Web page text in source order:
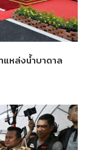
หล่งน้ำบาดาล